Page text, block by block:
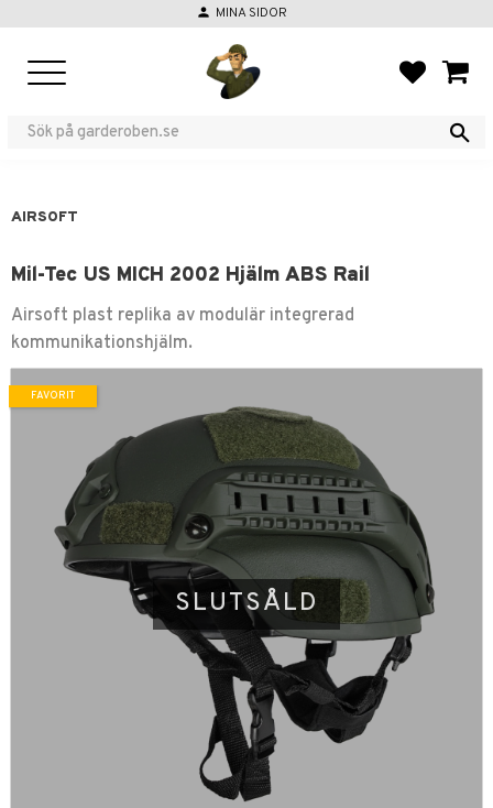
person MINA SIDOR
AIRSOFT
Mil-Tec US MICH 2002 Hjälm ABS Rail
Airsoft plast replika av modulär integrerad
kommunikationshjälm.
SLUTSÅLD
FAVORIT